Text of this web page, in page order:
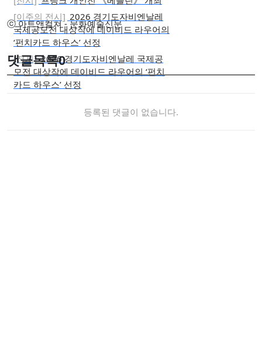
[이주의 전시] 2026 경기도자비엔날레
국제공모전 대상작에 데이비드 라우어의
‘펀치카드 하우스’ 선정
[전시] 2026 경기도자비엔날레 국제공
모전 대상작에 데이비드 라우어의 ‘펀치
카드 하우스’ 선정
ⓒ 아트앤컬쳐 - 문화예술신문
댓글목록0
등록된 댓글이 없습니다.